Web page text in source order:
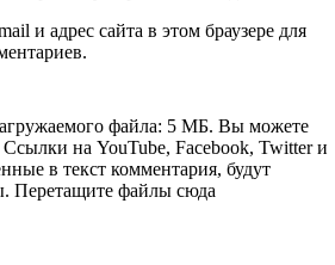
и адрес сайта в этом браузере для
файла: 5 МБ. Вы можете
Ссылки на YouTube, Facebook, Twitter и
в текст комментария, будут
Перетащите файлы сюда